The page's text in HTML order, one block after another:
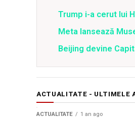
Trump i-a cerut lui
Meta lansează
Beijing devine
ACTUALITATE - ULTIMELE
ACTUALITATE 1 an ago